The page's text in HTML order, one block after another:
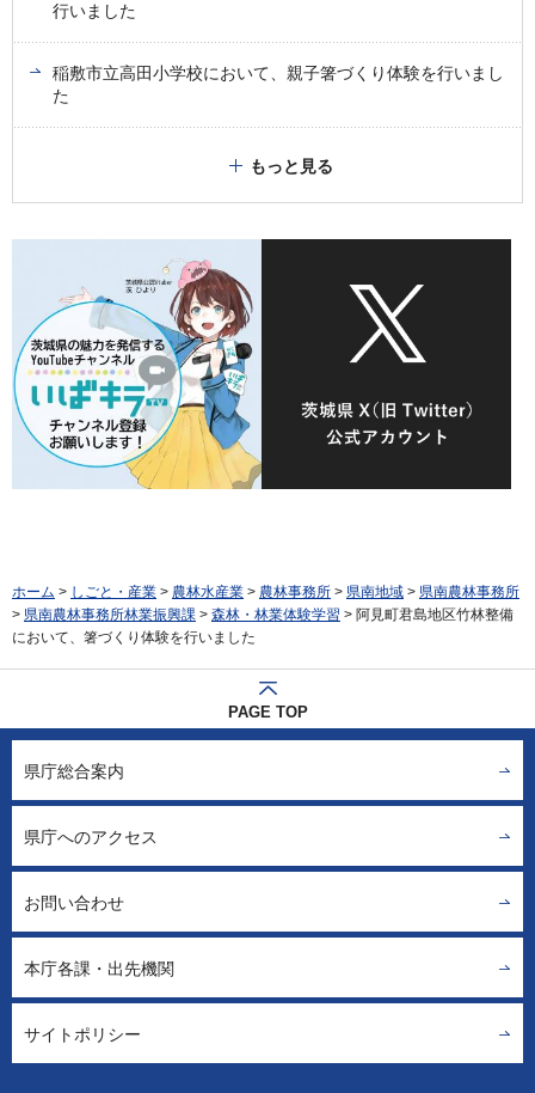
行いました
稲敷市立高田小学校において、親子箸づくり体験を行いまし
た
もっと見る
ホーム > しごと・産業 > 農林水産業 > 農林事務所 > 県南地域 > 県南農林事務所
> 県南農林事務所林業振興課 > 森林・林業体験学習 > 阿見町君島地区竹林整備
において、箸づくり体験を行いました
PAGE TOP
県庁総合案内
県庁へのアクセス
お問い合わせ
本庁各課・出先機関
サイトポリシー